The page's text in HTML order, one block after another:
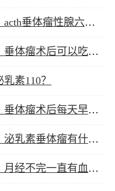
垂体瘤性腺六项？
术后可以吃龙眼吗？
素110？
术后每天早上流脓？
垂体瘤有什么特征？
完一直有血垂体瘤？